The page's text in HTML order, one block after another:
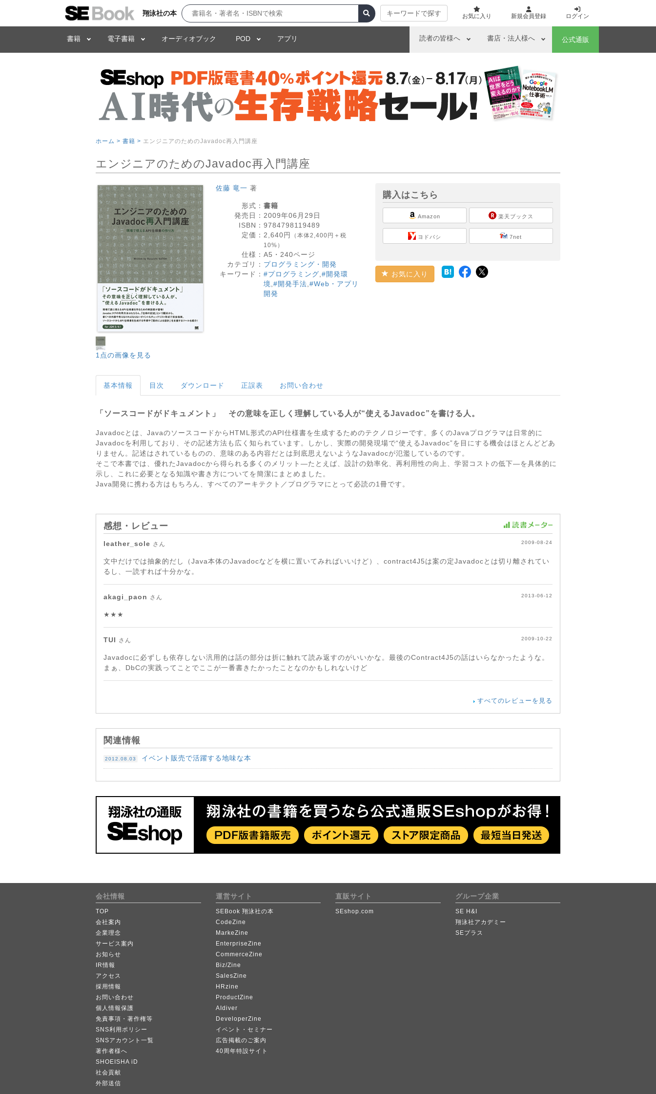
翔泳社の本 キーワードで探す お気に入り 新規会員登録 ログイン
書籍 電子書籍 オーディオブック POD アプリ 読者の皆様へ 書店・法人様へ 公式通販
ホーム > 書籍 > エンジニアのためのJavadoc再入門講座
エンジニアのためのJavadoc再入門講座
1点の画像を見る
佐藤 竜一 著
形式： 書籍
発売日： 2009年06月29日
ISBN： 9784798119489
定価： 2,640円
（本体2,400円＋税
10%）
仕様： A5・ 240ページ
カテゴリ： プログラミング・開発
キーワード： #プログラミング #開発環
境 #開発手法 #Web・アプリ
開発
購入はこちら
Amazon
ヨドバシ
楽天ブックス
7net
お気に入り
基本情報 目次 ダウンロード 正誤表 お問い合わせ
「ソースコードがドキュメント」 その意味を正しく理解している人が“使えるJavadoc”を書ける人。
Javadocとは、JavaのソースコードからHTML形式のAPI仕様書を生成するためのテクノロジーです。多くのJavaプログラマは日常的に
Javadocを利用しており、その記述方法も広く知られています。しかし、実際の開発現場で“使えるJavadoc”を目にする機会はほとんどどあ
りません。記述はされているものの、意味のある内容だとは到底思えないようなJavadocが氾濫しているのです。
そこで本書では、優れたJavadocから得られる多くのメリット―たとえば、設計の効率化、再利用性の向上、学習コストの低下―を具体的に
示し、これに必要となる知識や書き方についてを簡潔にまとめました。
Java開発に携わる方はもちろん、すべてのアーキテクト／プログラマにとって必読の1冊です。
感想・レビュー
leather_sole さん 2009-08-24
文中だけでは抽象的だし（Java本体のJavadocなどを横に置いてみればいいけど）、contract4J5は案の定Javadocとは切り離されてい
るし、一読すれば十分かな。
akagi_paon さん 2013-06-12
★★★
TUI さん 2009-10-22
Javadocに必ずしも依存しない汎用的は話の部分は折に触れて読み返すのがいいかな。最後のContract4J5の話はいらなかったような。
まぁ、DbCの実践ってことでここが一番書きたかったことなのかもしれないけど
すべてのレビューを見る
関連情報
2012.08.03 イベント販売で活躍する地味な本
会社情報
TOP
会社案内
企業理念
サービス案内
お知らせ
IR情報
アクセス
採用情報
お問い合わせ
個人情報保護
免責事項・著作権等
SNS利用ポリシー
SNSアカウント一覧
著作者様へ
SHOEISHA iD
社会貢献
外部送信
運営サイト
SEBook 翔泳社の本
CodeZine
MarkeZine
EnterpriseZine
CommerceZine
Biz/Zine
SalesZine
HRzine
ProductZine
AIdiver
DeveloperZine
イベント・セミナー
広告掲載のご案内
40周年特設サイト
直販サイト
SEshop.com
グループ企業
SE H&I
翔泳社アカデミー
SEプラス